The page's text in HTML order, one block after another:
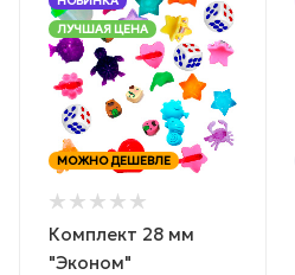
ЛУЧШАЯ ЦЕНА
МОЖНО ДЕШЕВЛЕ
Комплект 28 мм
"Эконом"